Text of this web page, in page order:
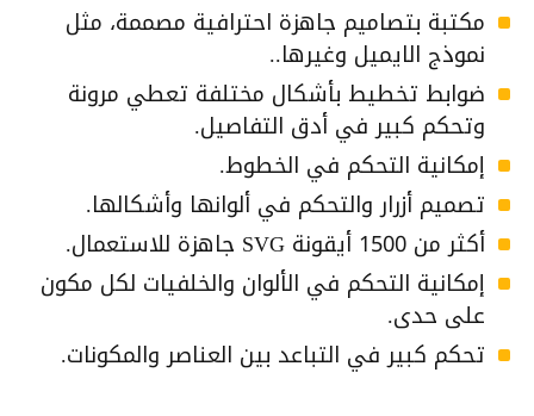
مكتبة بتصاميم جاهزة احترافية مصممة، مثل
نموذج الايميل وغيرها..
ضوابط تخطيط بأشكال مختلفة تعطي مرونة
وتحكم كبير في أدق التفاصيل.
إمكانية التحكم في الخطوط.
تصميم أزرار والتحكم في ألوانها وأشكالها.
أكثر من 1500 أيقونة SVG جاهزة للاستعمال.
إمكانية التحكم في الألوان والخلفيات لكل مكون
على حدى.
تحكم كبير في التباعد بين العناصر والمكونات.